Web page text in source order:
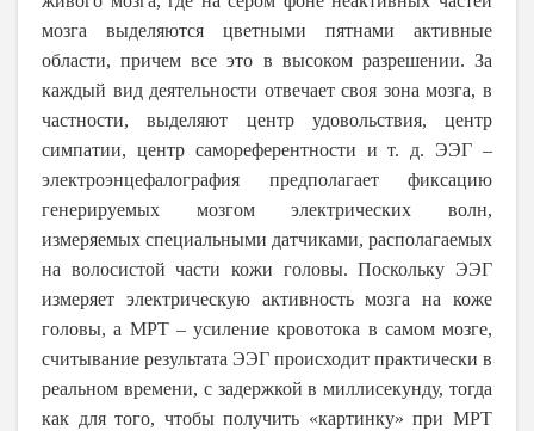
мозга выделяются цветными пятнами активные
области, причем все это в высоком разрешении. За
каждый вид деятельности отвечает своя зона мозга, в
частности, выделяют центр удовольствия, центр
симпатии, центр самореферентности и т. д. ЭЭГ –
электроэнцефалография предполагает фиксацию
генерируемых мозгом электрических волн,
измеряемых специальными датчиками, располагаемых
на волосистой части кожи головы. Поскольку ЭЭГ
измеряет электрическую активность мозга на коже
головы, а МРТ – усиление кровотока в самом мозге,
считывание результата ЭЭГ происходит практически в
реальном времени, с задержкой в миллисекунду, тогда
как для того, чтобы получить «картинку» при МРТ